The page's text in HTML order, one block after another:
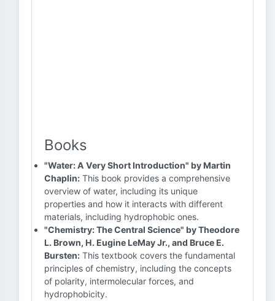
Books
"Water: A Very Short Introduction" by Martin
Chaplin: This book provides a comprehensive
overview of water, including its unique
properties and how it interacts with different
materials, including hydrophobic ones.
"Chemistry: The Central Science" by Theodore
L. Brown, H. Eugine LeMay Jr., and Bruce E.
Bursten: This textbook covers the fundamental
principles of chemistry, including the concepts
of polarity, intermolecular forces, and
hydrophobicity.